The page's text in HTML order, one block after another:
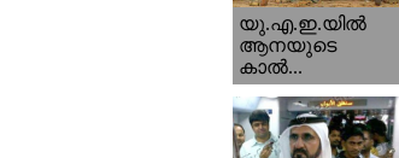
യു.എ.ഇ.യില്‍
ആനയുടെ
കാല്‍...